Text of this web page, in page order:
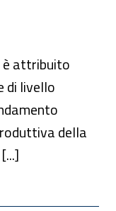
è attribuito
di livello
della